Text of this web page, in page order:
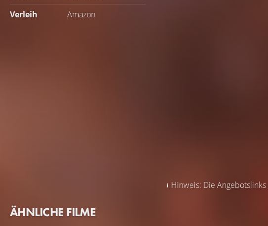
Verleih
Amazon
Hinweis: Die
ÄHNLICHE FILME